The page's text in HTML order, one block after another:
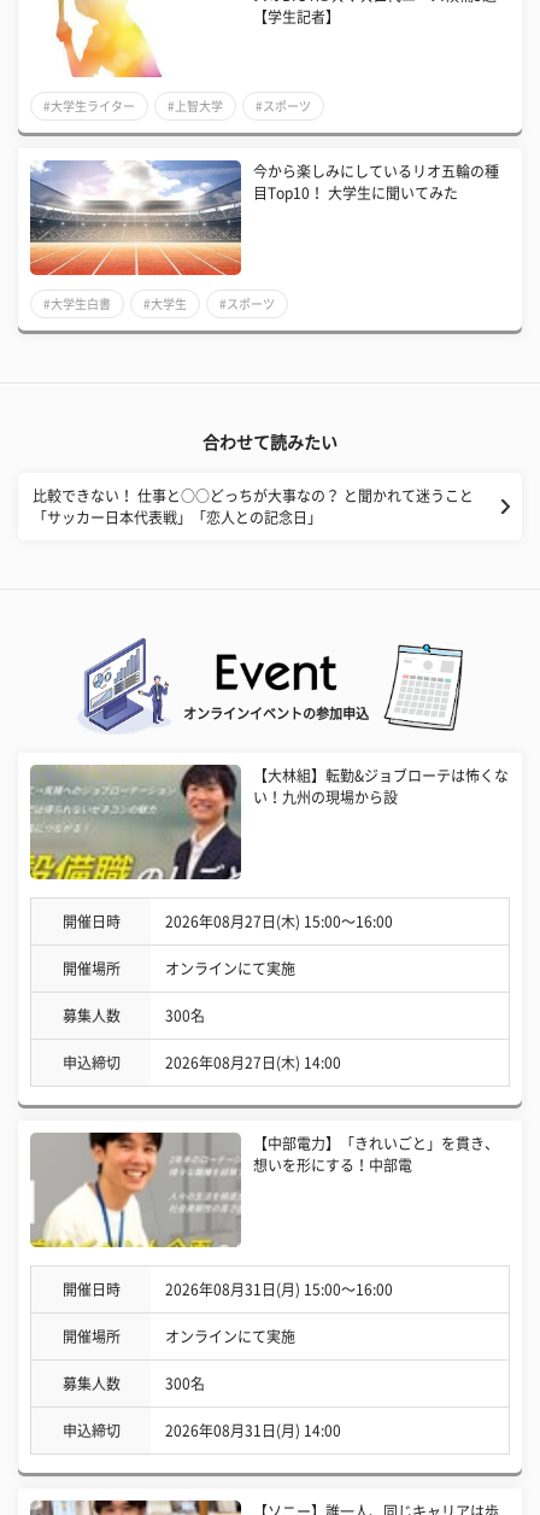
【学生記者】
#大学生ライター #上智大学 #スポーツ
今から楽しみにしているリオ五輪の種
目Top10！ 大学生に聞いてみた
#大学生白書 #大学生 #スポーツ
合わせて読みたい
比較できない！ 仕事と○○どっちが大事なの？ と聞かれて迷うこと
「サッカー日本代表戦」「恋人との記念日」
オンラインイベントの参加申込
【大林組】転勤&ジョブローテは怖くな
い！九州の現場から設
開催日時 2026年08月27日(木) 15:00〜16:00
開催場所 オンラインにて実施
募集人数 300名
申込締切 2026年08月27日(木) 14:00
【中部電力】「きれいごと」を貫き、
想いを形にする！中部電
開催日時 2026年08月31日(月) 15:00〜16:00
開催場所 オンラインにて実施
募集人数 300名
申込締切 2026年08月31日(月) 14:00
【ソニー】誰一人、同じキャリアは歩